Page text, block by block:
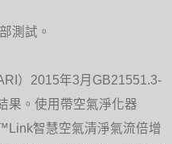
測試。
）2015年3月GB21551.3-
果。使用帶空氣淨化器
智慧空氣清淨氣流倍增